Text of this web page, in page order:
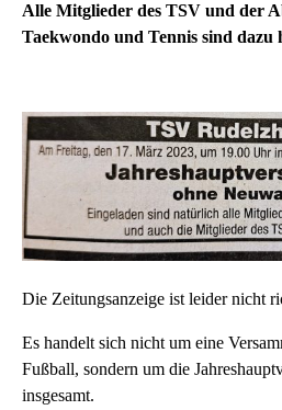
Alle Mitglieder des TSV und der
Taekwondo und Tennis sind dazu
Die Zeitungsanzeige ist leider nicht
Es handelt sich nicht um eine
Fußball, sondern um die
insgesamt.